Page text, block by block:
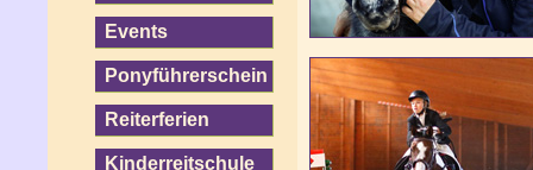
Events
Ponyführerschein
Reiterferien
Kinderreitschule